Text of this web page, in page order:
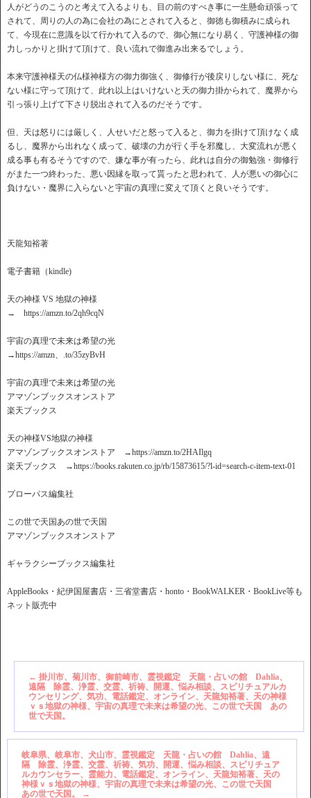
人がどうのこうのと考えて入るよりも、目の前のすべき事に一生懸命頑張って
されて、周りの人の為に会社の為にとされて入ると、御徳も御積みに成られ
て、今現在に意識を以て行かれて入るので、御心無になり易く、守護神様の御
力しっかりと掛けて頂けて、良い流れで御進み出来るでしょう。
本来守護神様天の仏様神様方の御力御強く、御修行が後戻りしない様に、死な
ない様に守って頂けて、此れ以上はいけないと天の御力掛かられて、魔界から
引っ張り上げて下さり脱出されて入るのだそうです。
但、天は怒りには厳しく、人せいだと怒って入ると、御力を掛けて頂けなく成
るし、魔界から出れなく成って、破壊の力が行く手を邪魔し、大変流れが悪く
成る事も有るそうですので、嫌な事が有ったら、此れは自分の御勉強・御修行
がまた一つ終わった、悪い因縁を取って貰ったと思われて、人が悪いの御心に
負けない・魔界に入らないと宇宙の真理に変えて頂くと良いそうです。
天龍知裕著
電子書籍（kindle)
天の神様 VS 地獄の神様
→ https://amzn.to/2qh9cqN
宇宙の真理で未来は希望の光
→https://amzn、.to/35zyBvH
宇宙の真理で未来は希望の光
アマゾンブックスオンストア
楽天ブックス
天の神様VS地獄の神様
アマゾンブックスオンストア →https://amzn.to/2HAIlgq
楽天ブックス →https://books.rakuten.co.jp/rb/15873615/?l-id=search-c-item-text-01
プローパス編集社
この世で天国あの世で天国
アマゾンブックスオンストア
ギャラクシーブックス編集社
AppleBooks・紀伊国屋書店・三省堂書店・honto・BookWALKER・BookLive等も
ネット販売中
← 掛川市、菊川市、御前崎市、霊視鑑定 天龍・占いの館 Dahlia、
遠隔 除霊、浄霊、交霊、祈祷、開運、悩み相談、スピリチュアルカ
ウンセリング、気功、電話鑑定、オンライン、天龍知裕著、天の神様
ｖｓ地獄の神様、宇宙の真理で未来は希望の光、この世で天国 あの
世で天国。
岐阜県、岐阜市、犬山市、霊視鑑定 天龍・占いの館 Dahlia、遠
隔 除霊、浄霊、交霊、祈祷、気功、開運、悩み相談、スピリチュア
ルカウンセラー、霊能力、電話鑑定、オンライン、天龍知裕著、天の
神様ｖｓ地獄の神様、宇宙の真理で未来は希望の光、この世で天国
あの世で天国。
→